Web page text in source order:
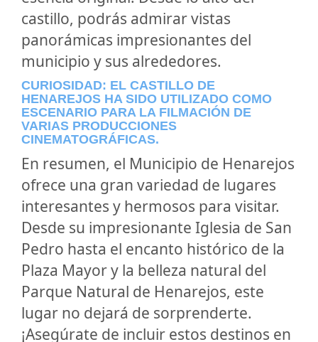
castillo, podrás admirar vistas
panorámicas impresionantes del
municipio y sus alrededores.
CURIOSIDAD: EL CASTILLO DE
HENAREJOS HA SIDO UTILIZADO COMO
ESCENARIO PARA LA FILMACIÓN DE
VARIAS PRODUCCIONES
CINEMATOGRÁFICAS.
En resumen, el Municipio de Henarejos
ofrece una gran variedad de lugares
interesantes y hermosos para visitar.
Desde su impresionante Iglesia de San
Pedro hasta el encanto histórico de la
Plaza Mayor y la belleza natural del
Parque Natural de Henarejos, este
lugar no dejará de sorprenderte.
¡Asegúrate de incluir estos destinos en